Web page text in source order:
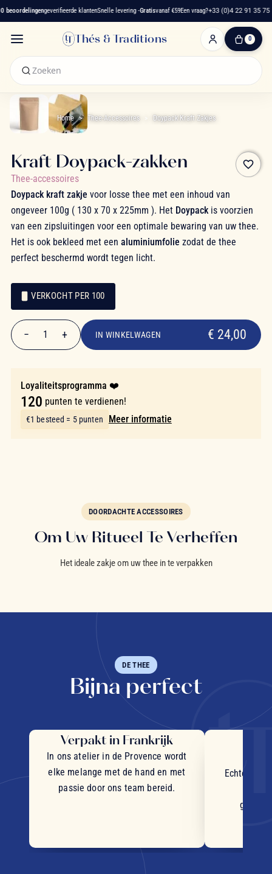
beoordelingengeverifieerde klantenSnelle levering -Gratisvanaf €59Een vraag?+33 (0)4 22 91 35 75
Thés & Traditions 0
0
Home Thee-Accessoires Doypack Kraft Zakjes
favorite_border
Kraft Doypack-zakken
Thee-accessoires
Doypack kraft zakje voor losse thee met een inhoud van
ongeveer 100g ( 130 x 70 x 225mm ). Het Doypackis voorzien
van een zipsluitingen voor een optimale bewaring van uw thee.
Het is ook bekleed met een aluminiumfolie zodat de thee
perfect beschermd wordt tegen licht.
Hoeveelheid
VERKOCHT PER 100
€ 24,00
− 1 + IN WINKELWAGEN € 24,00
Loyaliteitsprogramma ❤️
120 punten te verdienen!
€1 besteed = 5 punten Meer informatie
DOORDACHTE ACCESSOIRES
Om Uw Ritueel Te Verheffen
Het ideale zakje om uw thee in te verpakken
DE THEE
Bijna perfect
Verpakt in Frankrijk
In ons atelier in de Provence wordt
elke melange met de hand en met
passie door ons team bereid.
Echte